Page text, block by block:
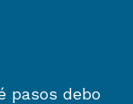
pasos debo